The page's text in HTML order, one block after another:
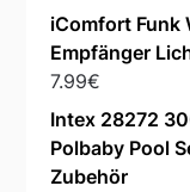
iComfort Funk
Empfänger
7.99€
Intex 28272
Polbaby Pool
Zubehör